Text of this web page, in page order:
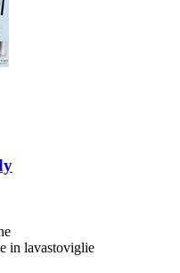
in lavastoviglie